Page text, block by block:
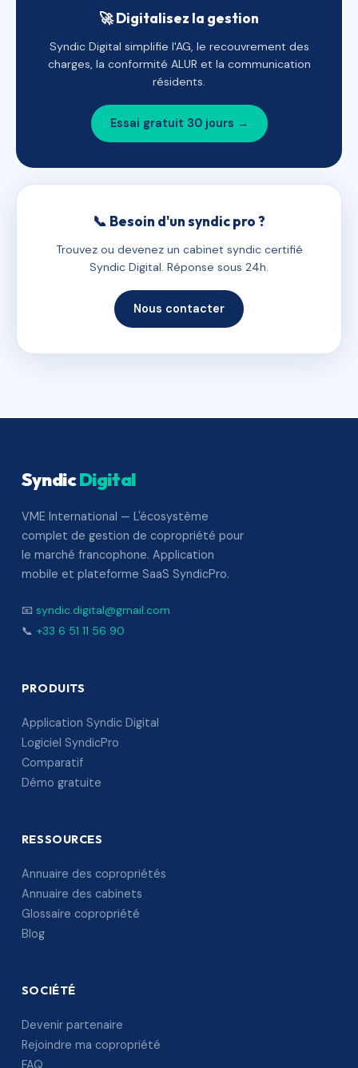
🚀 Digitalisez la gestion
Syndic Digital simplifie l'AG, le recouvrement des
charges, la conformité ALUR et la communication
résidents.
Essai gratuit 30 jours →
📞 Besoin d'un syndic pro ?
Trouvez ou devenez un cabinet syndic certifié
Syndic Digital. Réponse sous 24h.
Nous contacter
SyndicDigital
VME International — L'écosystème
complet de gestion de copropriété pour
le marché francophone. Application
mobile et plateforme SaaS SyndicPro.
📧 syndic.digital@gmail.com
📞 +33 6 51 11 56 90
PRODUITS
Application Syndic Digital
Logiciel SyndicPro
Comparatif
Démo gratuite
RESSOURCES
Annuaire des copropriétés
Annuaire des cabinets
Glossaire copropriété
Blog
SOCIÉTÉ
Devenir partenaire
Rejoindre ma copropriété
FAQ